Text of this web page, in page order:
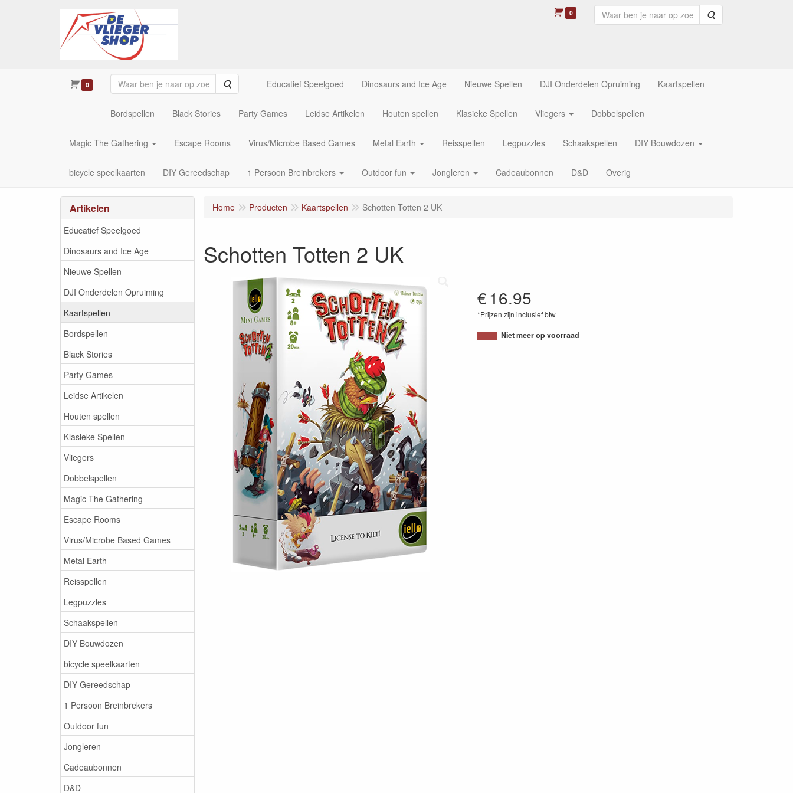
0 Zoeken
0 Zoeken Educatief Speelgoed Dinosaurs and Ice Age Nieuwe Spellen DJI Onderdelen Opruiming Kaartspellen
Bordspellen Black Stories Party Games Leidse Artikelen Houten spellen Klasieke Spellen Vliegers Dobbelspellen
Magic The Gathering Escape Rooms Virus/Microbe Based Games Metal Earth Reisspellen Legpuzzles Schaakspellen DIY Bouwdozen
bicycle speelkaarten DIY Gereedschap 1 Persoon Breinbrekers Outdoor fun Jongleren Cadeaubonnen D&D Overig
Artikelen
Educatief Speelgoed
Dinosaurs and Ice Age
Nieuwe Spellen
DJI Onderdelen Opruiming
Kaartspellen
Bordspellen
Black Stories
Party Games
Leidse Artikelen
Houten spellen
Klasieke Spellen
Vliegers
Dobbelspellen
Magic The Gathering
Escape Rooms
Virus/Microbe Based Games
Metal Earth
Reisspellen
Legpuzzles
Schaakspellen
DIY Bouwdozen
bicycle speelkaarten
DIY Gereedschap
1 Persoon Breinbrekers
Outdoor fun
Jongleren
Cadeaubonnen
D&D
Home Producten Kaartspellen Schotten Totten 2 UK
Schotten Totten 2 UK
€16.95
*Prijzen zijn inclusief btw
3760175517587
Niet meer op voorraad